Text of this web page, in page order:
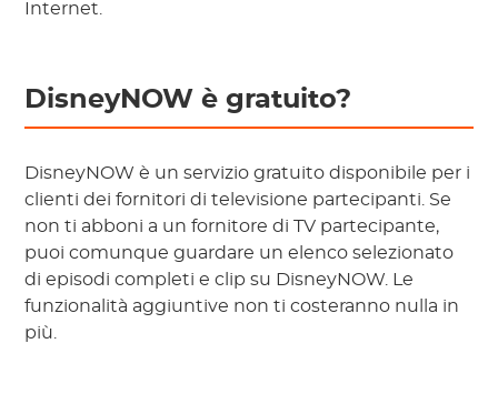
Internet.
DisneyNOW è gratuito?
DisneyNOW è un servizio gratuito disponibile per i
clienti dei fornitori di televisione partecipanti. Se
non ti abboni a un fornitore di TV partecipante,
puoi comunque guardare un elenco selezionato
di episodi completi e clip su DisneyNOW. Le
funzionalità aggiuntive non ti costeranno nulla in
più.